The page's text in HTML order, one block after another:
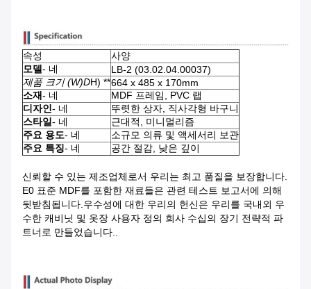
속성
사양
모델- 네
LB-2 (03.02.04.00037)
제품 크기 (W)DH) **664 x 485 x 170mm
소재- 네
MDF 프레임, PVC 랩
디자인- 네
뚜렷한 상자, 직사각형 바구니
스타일- 네
근대적, 미니멀리즘
주요 용도- 네
소규모 의류 및 액세서리 보관
주요 특징- 네 공간 절감, 낮은 깊이
신뢰할 수 있는 제조업체로서 우리는 최고 품질을 보장합니다.
E0 표준 MDF를 포함한 재료들은 관련 테스트 보고서에 의해
뒷받침됩니다.우수성에 대한 우리의 헌신은 우리를 국내외 우
수한 캐비닛 및 옷장 사용자 정의 회사 수십의 장기 전략적 파
트너로 만들었습니다..